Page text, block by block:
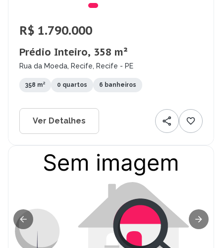
R$ 1.790.000
Prédio Inteiro, 358 m²
Rua da Moeda, Recife, Recife - PE
358 m² 0 quartos 6 banheiros
Ver Detalhes